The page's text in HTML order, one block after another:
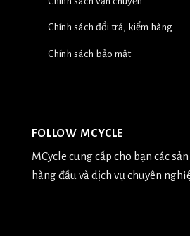
Chính sách đổi trả, kiểm hàng
Chính sách bảo mật
FOLLOW MCYCLE
MCycle cung cấp cho bạn các
hàng đầu và dịch vụ chuyên